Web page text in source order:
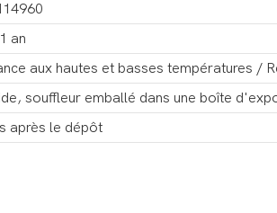
1 an
aux hautes et basses températures /
souffleur emballé dans une boîte
après le dépôt